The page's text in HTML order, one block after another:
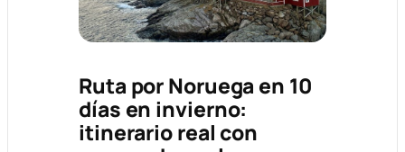
Ruta por Noruega en 10
días en invierno:
itinerario real con